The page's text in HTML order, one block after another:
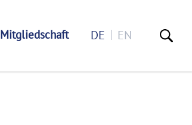
Mitgliedschaft DE EN